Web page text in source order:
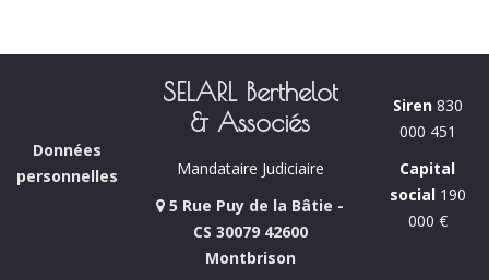
Données
personnelles
SELARL Berthelot
& Associés
Mandataire Judiciaire
5 Rue Puy de la Bâtie -
CS 30079 42600
Montbrison
Siren830
000 451
Capital
social190
000 €